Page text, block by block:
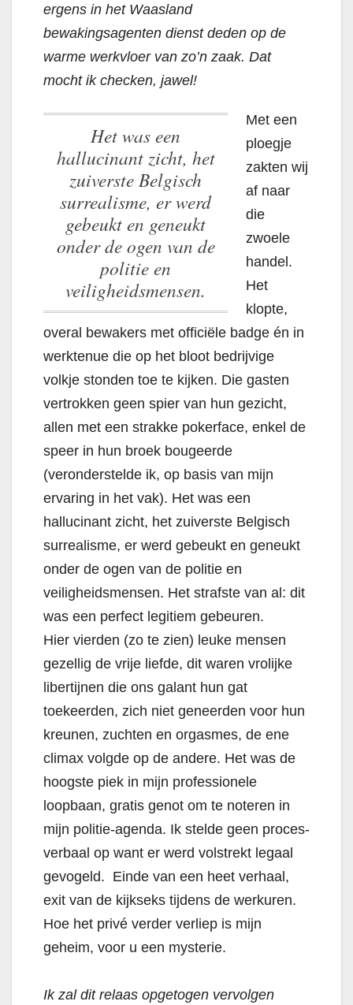
ergens in het Waasland
bewakingsagenten dienst deden op de
warme werkvloer van zo’n zaak. Dat
mocht ik checken, jawel!
Het was een
hallucinant zicht, het
zuiverste Belgisch
surrealisme, er werd
gebeukt en geneukt
onder de ogen van de
politie en
veiligheidsmensen.
Met een
ploegje
zakten wij
af naar
die
zwoele
handel.
Het
klopte,
overal bewakers met officiële badge én in
werktenue die op het bloot bedrijvige
volkje stonden toe te kijken. Die gasten
vertrokken geen spier van hun gezicht,
allen met een strakke pokerface, enkel de
speer in hun broek bougeerde
(veronderstelde ik, op basis van mijn
ervaring in het vak). Het was een
hallucinant zicht, het zuiverste Belgisch
surrealisme, er werd gebeukt en geneukt
onder de ogen van de politie en
veiligheidsmensen. Het strafste van al: dit
was een perfect legitiem gebeuren.
Hier vierden (zo te zien) leuke mensen
gezellig de vrije liefde, dit waren vrolijke
libertijnen die ons galant hun gat
toekeerden, zich niet geneerden voor hun
kreunen, zuchten en orgasmes, de ene
climax volgde op de andere. Het was de
hoogste piek in mijn professionele
loopbaan, gratis genot om te noteren in
mijn politie-agenda. Ik stelde geen proces-
verbaal op want er werd volstrekt legaal
gevogeld. Einde van een heet verhaal,
exit van de kijkseks tijdens de werkuren.
Hoe het privé verder verliep is mijn
geheim, voor u een mysterie.
Ik zal dit relaas opgetogen vervolgen